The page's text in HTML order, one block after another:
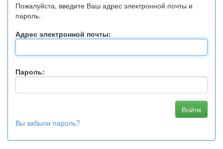
Пожалуйста, введите Ваш адрес электронной почты и
пароль.
Адрес электронной почты:
Пароль:
Вы забыли пароль?